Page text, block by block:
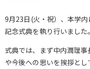
9月23日(火・祝）、本学
記念式典を執り行いました。
式典では、まず中内潤理
や今後への思いを挨拶と